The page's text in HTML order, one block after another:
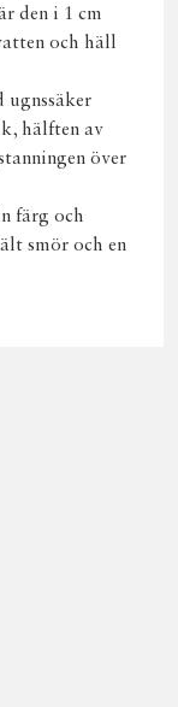
den i 1 cm
och häll
hälften av
över
färg och
smör och en